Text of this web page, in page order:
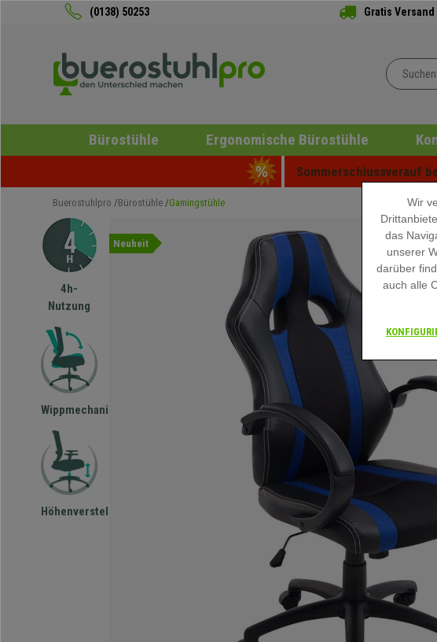
(0138) 50253 Gratis Versand
Bürostühle Ergonomische Bürostühle
Sommerschlussverauf
Buerostuhlpro Bürostühle Gamingstühle
4h-
Nutzung
Wippmechanismus
Höhenverstellbar
Neuheit
Wir
das
unserer
darüber
auch alle